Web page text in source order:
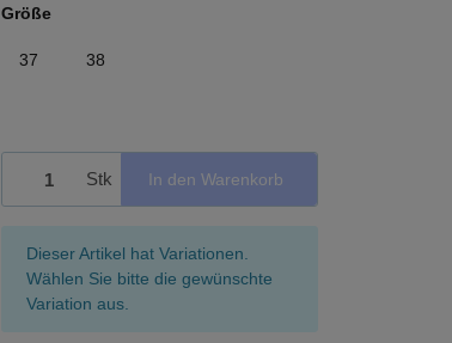
Größe
37 38
Stk In den Warenkorb
x
Dieser Artikel hat Variationen.
Wählen Sie bitte die gewünschte
Variation aus.